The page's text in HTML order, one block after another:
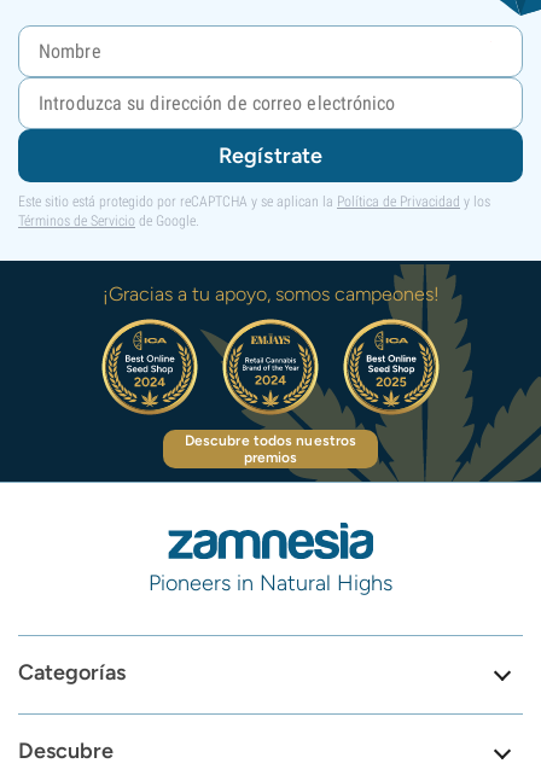
Regístrate
Este sitio está protegido por reCAPTCHA y se aplican la Política de Privacidad y los
Términos de Servicio de Google.
¡Gracias a tu apoyo, somos campeones!
Descubre todos nuestros
premios
Pioneers in Natural Highs
Categorías
Descubre